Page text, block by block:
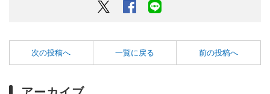
Twitter Facebook
次の投稿へ 一覧に戻る 前の投稿へ